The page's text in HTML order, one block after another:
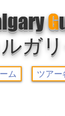
G
ガ
ム ツアー